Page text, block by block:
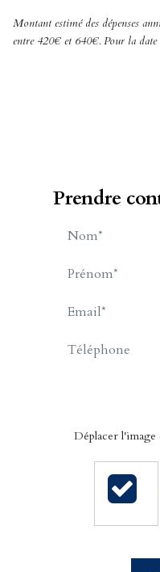
Montant estimé des dépenses
entre 420€ et 640€. Pour la
BILLET
Prendre
Déplacer l'image